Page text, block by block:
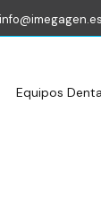
info@imegagen.es
Equipos